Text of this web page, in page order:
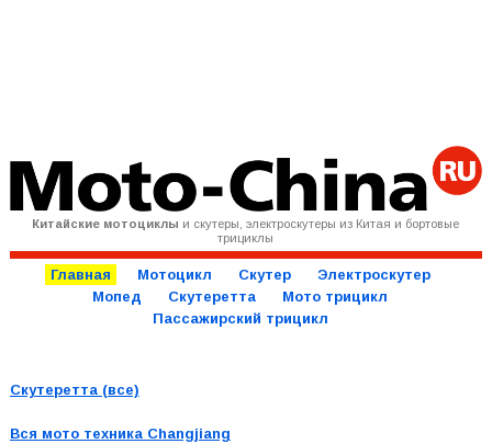
Китайские мотоциклы и скутеры, электроскутеры из Китая и бортовые
трициклы
Главная Мотоцикл Скутер
Электроскутер
Мопед
Скутеретта
Мото трицикл
Пассажирский трицикл
Скутеретта (все)
Вся мото техника Changjiang